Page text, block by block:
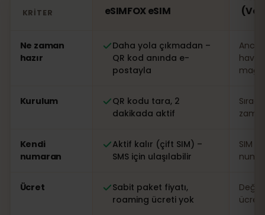
KRITER eSIMFOX eSIM
Ne zaman
hazır
Daha yola çıkmadan –
QR kod anında e-
postayla
Kurulum
QR kodu tara, 2
dakikada aktif
Kendi
numaran
Aktif kalır (çift SIM) –
SMS için ulaşılabilir
SIM
Ücret
Sabit paket fiyatı,
roaming ücreti yok
ücreti